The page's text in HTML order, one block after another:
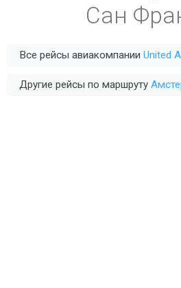
Сан
Все рейсы авиакомпании United
Другие рейсы по маршруту